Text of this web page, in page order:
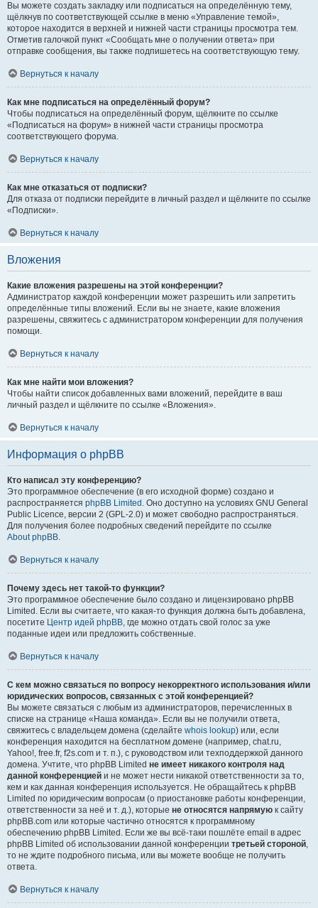
Вы можете создать закладку или подписаться на определённую тему,
щёлкнув по соответствующей ссылке в меню «Управление темой»,
которое находится в верхней и нижней части страницы просмотра тем.
Отметив галочкой пункт «Сообщать мне о получении ответа» при
отправке сообщения, вы также подпишетесь на соответствующую тему.
Вернуться к началу
Как мне подписаться на определённый форум?
Чтобы подписаться на определённый форум, щёлкните по ссылке
«Подписаться на форум» в нижней части страницы просмотра
соответствующего форума.
Вернуться к началу
Как мне отказаться от подписки?
Для отказа от подписки перейдите в личный раздел и щёлкните по ссылке
«Подписки».
Вернуться к началу
Вложения
Какие вложения разрешены на этой конференции?
Администратор каждой конференции может разрешить или запретить
определённые типы вложений. Если вы не знаете, какие вложения
разрешены, свяжитесь с администратором конференции для получения
помощи.
Вернуться к началу
Как мне найти мои вложения?
Чтобы найти список добавленных вами вложений, перейдите в ваш
личный раздел и щёлкните по ссылке «Вложения».
Вернуться к началу
Информация о phpBB
Кто написал эту конференцию?
Это программное обеспечение (в его исходной форме) создано и
распространяется phpBB Limited . Оно доступно на условиях GNU General
Public Licence, версии 2 (GPL-2.0) и может свободно распространяться.
Для получения более подробных сведений перейдите по ссылке
About phpBB.
Вернуться к началу
Почему здесь нет такой-то функции?
Это программное обеспечение было создано и лицензировано phpBB
Limited. Если вы считаете, что какая-то функция должна быть добавлена,
посетите Центр идей phpBB, где можно отдать свой голос за уже
поданные идеи или предложить собственные.
Вернуться к началу
С кем можно связаться по вопросу некорректного использования и/или
юридических вопросов, связанных с этой конференцией?
Вы можете связаться с любым из администраторов, перечисленных в
списке на странице «Наша команда». Если вы не получили ответа,
свяжитесь с владельцем домена (сделайте whois lookup) или, если
конференция находится на бесплатном домене (например, chat.ru,
Yahoo!, free.fr, f2s.com и т. п.), с руководством или техподдержкой данного
домена. Учтите, что phpBB Limited не имеет никакого контроля над
данной конференцией и не может нести никакой ответственности за то,
кем и как данная конференция используется. Не обращайтесь к phpBB
Limited по юридическим вопросам (о приостановке работы конференции,
ответственности за неё и т. д.), которые не относятся напрямую к сайту
phpBB.com или которые частично относятся к программному
обеспечению phpBB Limited. Если же вы всё-таки пошлёте email в адрес
phpBB Limited об использовании данной конференции третьей стороной,
то не ждите подробного письма, или вы можете вообще не получить
ответа.
Вернуться к началу